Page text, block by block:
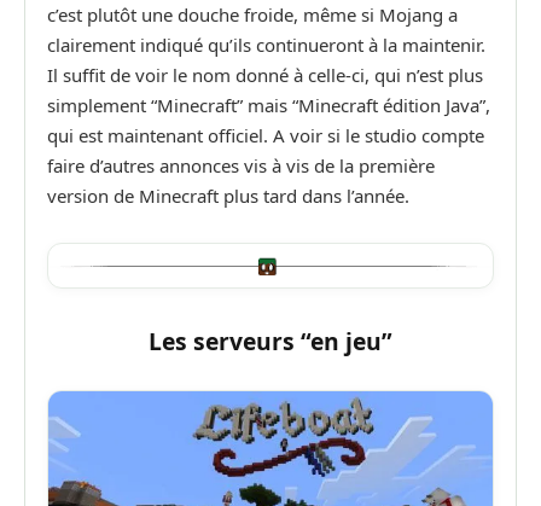
c’est plutôt une douche froide, même si Mojang a
clairement indiqué qu’ils continueront à la maintenir.
Il suffit de voir le nom donné à celle-ci, qui n’est plus
simplement “Minecraft” mais “Minecraft édition Java”,
qui est maintenant officiel. A voir si le studio compte
faire d’autres annonces vis à vis de la première
version de Minecraft plus tard dans l’année.
Les serveurs “en jeu”